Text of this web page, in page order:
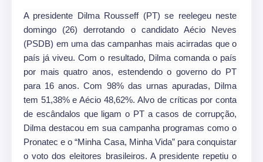
A presidente Dilma Rousseff (PT) se reelegeu neste
domingo (26) derrotando o candidato Aécio Neves
(PSDB) em uma das campanhas mais acirradas que o
país já viveu. Com o resultado, Dilma comanda o país
por mais quatro anos, estendendo o governo do PT
para 16 anos. Com 98% das urnas apuradas, Dilma
tem 51,38% e Aécio 48,62%. Alvo de críticas por conta
de escândalos que ligam o PT a casos de corrupção,
Dilma destacou em sua campanha programas como o
Pronatec e o “Minha Casa, Minha Vida” para conquistar
o voto dos eleitores brasileiros. A presidente repetiu o